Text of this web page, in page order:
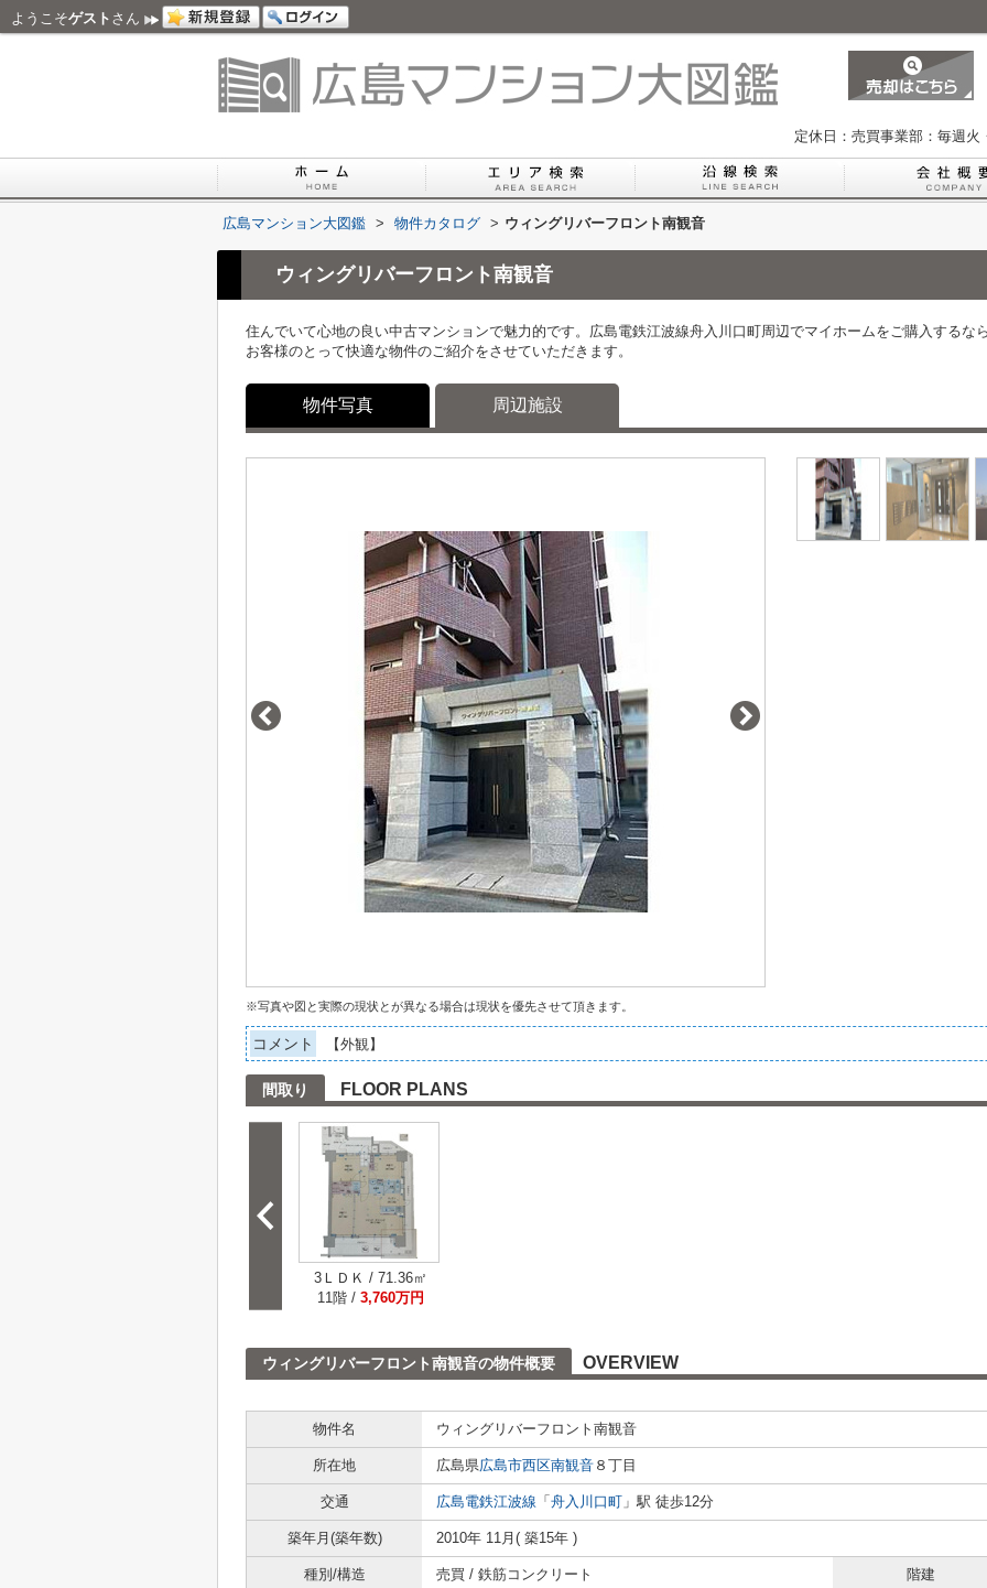
ようこそゲスト さん
定休日：売買事業部：毎週
広島マンション大図鑑 > 物件カタログ > ウィングリバーフロント南観音
ウィングリバーフロント南観音
住んでいて心地の良い中古マンションで魅力的です。広島電鉄江波線舟入川口町周辺でマイホームをご購入するな
お客様のとって快適な物件のご紹介をさせていただきます。
物件写真 周辺施設
※写真や図と実際の現状とが異なる場合は現状を優先させて頂きます。
コメント 【外観】
間取り FLOOR PLANS
3ＬＤＫ / 71.36㎡
11階 / 3,760万円
ウィングリバーフロント南観音の物件概要 OVERVIEW
物件名 ウィングリバーフロント南観音
所在地 広島県広島市西区南観音 ８丁目
交通 広島電鉄江波線 「 舟入川口町 」駅 徒歩12分
築年月(築年数) 2010年 11月( 築15年 )
種別/構造 売買 / 鉄筋コンクリート 階建